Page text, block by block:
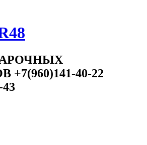
40-22
43